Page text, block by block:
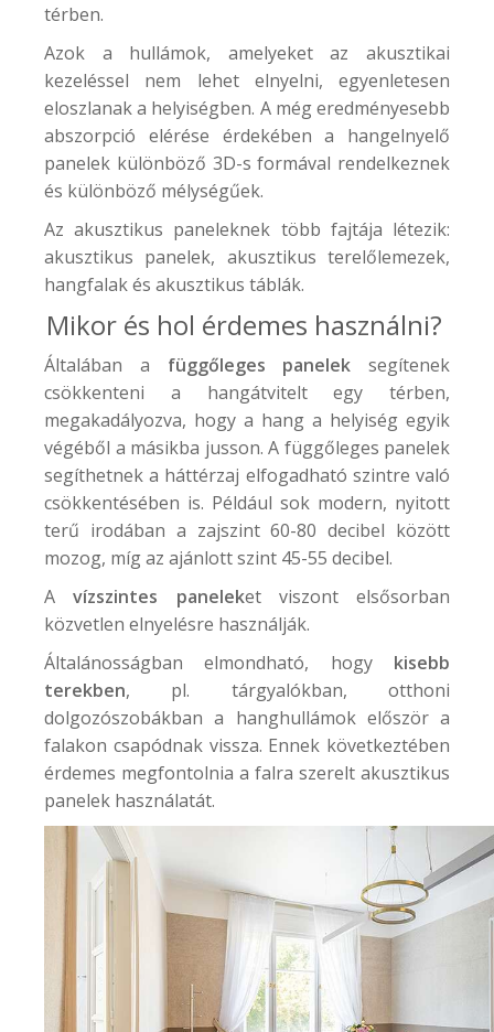
térben.
Azok a hullámok, amelyeket az akusztikai
kezeléssel nem lehet elnyelni, egyenletesen
eloszlanak a helyiségben. A még eredményesebb
abszorpció elérése érdekében a hangelnyelő
panelek különböző 3D-s formával rendelkeznek
és különböző mélységűek.
Az akusztikus paneleknek több fajtája létezik:
akusztikus panelek, akusztikus terelőlemezek,
hangfalak és akusztikus táblák.
Mikor és hol érdemes használni?
Általában a függőleges panelek segítenek
csökkenteni a hangátvitelt egy térben,
megakadályozva, hogy a hang a helyiség egyik
végéből a másikba jusson. A függőleges panelek
segíthetnek a háttérzaj elfogadható szintre való
csökkentésében is. Például sok modern, nyitott
terű irodában a zajszint 60-80 decibel között
mozog, míg az ajánlott szint 45-55 decibel.
Avízszintes paneleket viszont elsősorban
közvetlen elnyelésre használják.
Általánosságban elmondható, hogy kisebb
terekben, pl. tárgyalókban, otthoni
dolgozószobákban a hanghullámok először a
falakon csapódnak vissza. Ennek következtében
érdemes megfontolnia a falra szerelt akusztikus
panelek használatát.